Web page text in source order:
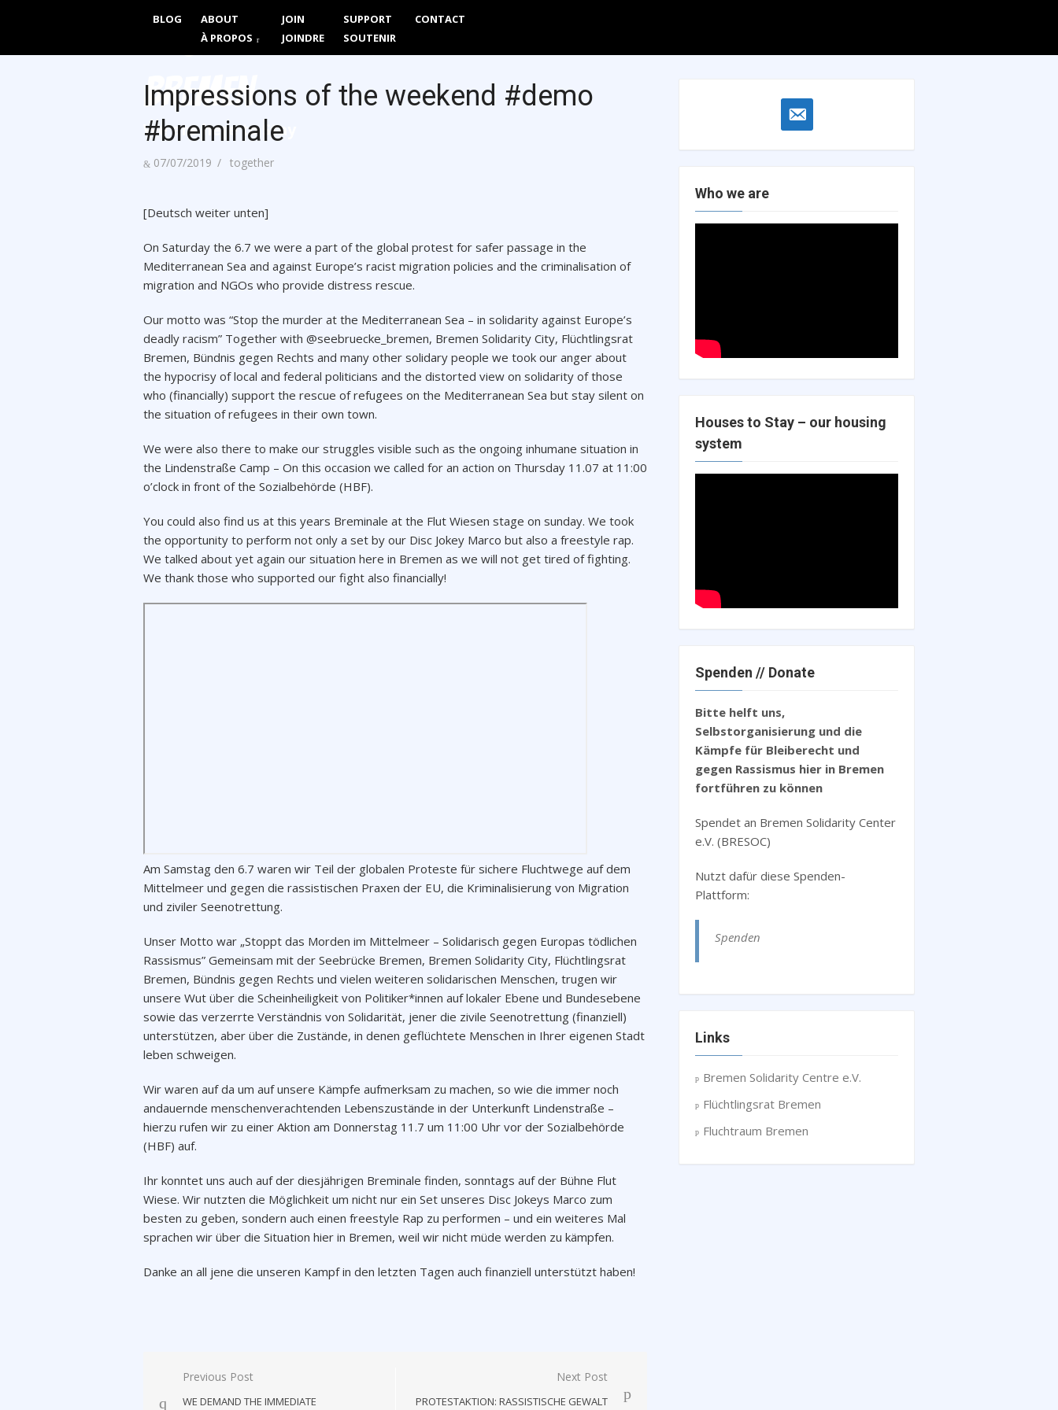
Together We Are
Bremen
We are here to Stay
BLOG
ABOUT
À PROPOS
JOIN
JOINDRE
SUPPORT
SOUTENIR
CONTACT
Impressions of the weekend #demo
#breminale
Posted
07/07/2019 Author
together
[Deutsch weiter unten]
On Saturday the 6.7 we were a part of the global protest for safer passage in the
Mediterranean Sea and against Europe’s racist migration policies and the criminalisation of
migration and NGOs who provide distress rescue.
Our motto was “Stop the murder at the Mediterranean Sea – in solidarity against Europe’s
deadly racism” Together with @seebruecke_bremen, Bremen Solidarity City, Flüchtlingsrat
Bremen, Bündnis gegen Rechts and many other solidary people we took our anger about
the hypocrisy of local and federal politicians and the distorted view on solidarity of those
who (financially) support the rescue of refugees on the Mediterranean Sea but stay silent on
the situation of refugees in their own town.
We were also there to make our struggles visible such as the ongoing inhumane situation in
the Lindenstraße Camp – On this occasion we called for an action on Thursday 11.07 at 11:00
o’clock in front of the Sozialbehörde (HBF).
You could also find us at this years Breminale at the Flut Wiesen stage on sunday. We took
the opportunity to perform not only a set by our Disc Jokey Marco but also a freestyle rap.
We talked about yet again our situation here in Bremen as we will not get tired of fighting.
We thank those who supported our fight also financially!
Am Samstag den 6.7 waren wir Teil der globalen Proteste für sichere Fluchtwege auf dem
Mittelmeer und gegen die rassistischen Praxen der EU, die Kriminalisierung von Migration
und ziviler Seenotrettung.
Unser Motto war „Stoppt das Morden im Mittelmeer – Solidarisch gegen Europas tödlichen
Rassismus” Gemeinsam mit der Seebrücke Bremen, Bremen Solidarity City, Flüchtlingsrat
Bremen, Bündnis gegen Rechts und vielen weiteren solidarischen Menschen, trugen wir
unsere Wut über die Scheinheiligkeit von Politiker*innen auf lokaler Ebene und Bundesebene
sowie das verzerrte Verständnis von Solidarität, jener die zivile Seenotrettung (finanziell)
unterstützen, aber über die Zustände, in denen geflüchtete Menschen in Ihrer eigenen Stadt
leben schweigen.
Wir waren auf da um auf unsere Kämpfe aufmerksam zu machen, so wie die immer noch
andauernde menschenverachtenden Lebenszustände in der Unterkunft Lindenstraße –
hierzu rufen wir zu einer Aktion am Donnerstag 11.7 um 11:00 Uhr vor der Sozialbehörde
(HBF) auf.
Ihr konntet uns auch auf der diesjährigen Breminale finden, sonntags auf der Bühne Flut
Wiese. Wir nutzten die Möglichkeit um nicht nur ein Set unseres Disc Jokeys Marco zum
besten zu geben, sondern auch einen freestyle Rap zu performen – und ein weiteres Mal
sprachen wir über die Situation hier in Bremen, weil wir nicht müde werden zu kämpfen.
Danke an all jene die unseren Kampf in den letzten Tagen auch finanziell unterstützt haben!
Post
navigation
Previous Post
WE DEMAND THE IMMEDIATE
Next Post
PROTESTAKTION: RASSISTISCHE GEWALT
email-
alt
Who we are
Houses to Stay – our housing
system
Spenden // Donate
Bitte helft uns,
Selbstorganisierung und die
Kämpfe für Bleiberecht und
gegen Rassismus hier in Bremen
fortführen zu können
Spendet an Bremen Solidarity Center
e.V. (BRESOC)
Nutzt dafür diese Spenden-
Plattform:
Spenden
Links
Bremen Solidarity Centre e.V.
Flüchtlingsrat Bremen
Fluchtraum Bremen